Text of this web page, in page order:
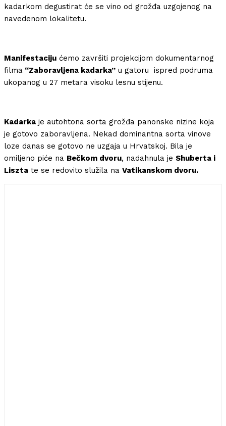
kadarkom degustirat će se vino od grožđa uzgojenog na
navedenom lokalitetu.
Manifestaciju ćemo završiti projekcijom dokumentarnog
filma “Zaboravljena kadarka” u gatoru ispred podruma
ukopanog u 27 metara visoku lesnu stijenu.
Kadarka je autohtona sorta grožđa panonske nizine koja
je gotovo zaboravljena. Nekad dominantna sorta vinove
loze danas se gotovo ne uzgaja u Hrvatskoj. Bila je
omiljeno piće na Bečkom dvoru, nadahnula je Shuberta i
Liszta te se redovito služila na Vatikanskom dvoru.